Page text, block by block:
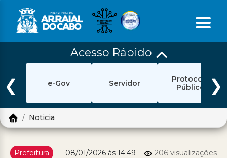
Início
Ouvidoria
Pesquisar
Acesso Rápido
❮ e-Gov Servidor
Protocolo
Público
❯
Noticia
Prefeitura 08/01/2026 às 14:49 206 visualizações